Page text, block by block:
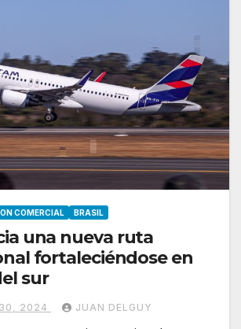
COMERCIAL BRASIL
una nueva ruta
fortaleciéndose en
sur
30, 2024 JUAN DELGUY